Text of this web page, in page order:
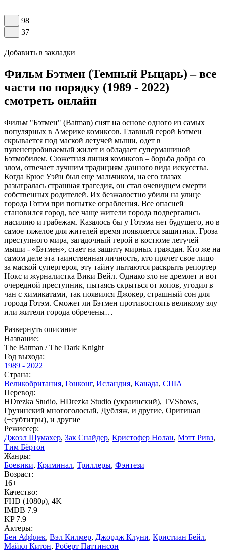
98
37
Добавить в закладки
Фильм Бэтмен (Темный Рыцарь) – все
части по порядку (1989 - 2022)
смотреть онлайн
Фильм "Бэтмен" (Batman) снят на основе одного из самых
популярных в Америке комиксов. Главный герой Бэтмен
скрывается под маской летучей мыши, одет в
пуленепробиваемый жилет и обладает супермашиной
Бэтмобилем. Сюжетная линия комиксов – борьба добра со
злом, отвечает лучшим традициям данного вида искусства.
Когда Брюс Уэйн был еще мальчиком, на его глазах
разыгралась страшная трагедия, он стал очевидцем смерти
собственных родителей. Их безжалостно убили на улице
города Готэм при попытке ограбления. Все опасней
становился город, все чаще жители города подвергались
насилию и грабежам. Казалось бы у Готэма нет будущего, но в
самое тяжелое для жителей время появляется защитник. Гроза
преступного мира, загадочный герой в костюме летучей
мыши - «Бэтмен», стает на защиту мирных граждан. Кто же на
самом деле эта таинственная личность, кто прячет свое лицо
за маской супергероя, эту тайну пытаются раскрыть репортер
Нокс и журналистка Вики Вейл. Однако зло не дремлет и вот
очередной преступник, пытаясь скрыться от копов, угодил в
чан с химикатами, так появился Джокер, страшный сон для
города Готэм. Сможет ли Бэтмен противостоять великому злу
или жители города обречены…
Развернуть описание
Название:
The Batman / The Dark Knight
Год выхода:
1989 - 2022
Страна:
Великобритания, Гонконг, Исландия, Канада, США
Перевод:
HDrezka Studio, HDrezka Studio (украинский), TVShows,
Грузинский многоголосый, Дубляж, и другие, Оригинал
(+субтитры), и другие
Режиссер:
Джоэл Шумахер, Зак Снайдер, Кристофер Нолан, Мэтт Ривз,
Тим Бёртон
Жанры:
Боевики, Криминал, Триллеры, Фэнтези
Возраст:
16+
Качество:
FHD (1080p), 4K
IMDB 7.9
KP7.9
Актеры:
Бен Аффлек, Вэл Килмер, Джордж Клуни, Кристиан Бейл,
Майкл Китон, Роберт Паттинсон